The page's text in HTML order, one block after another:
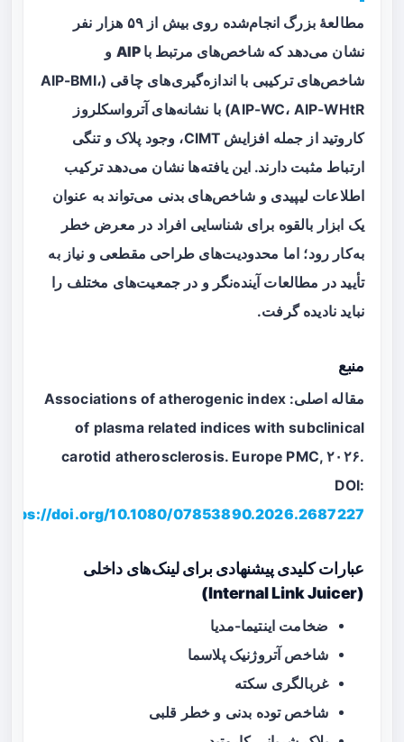
مطالعهٔ بزرگ انجام‌شده روی بیش از ۵۹ هزار نفر
نشان می‌دهد کهشاخص‌های مرتبط با AIP
و
شاخص‌های ترکیبی با اندازه‌گیری‌های چاقی (AIP-BMI،
AIP-WC، AIP-WHtR) با نشانه‌های آترواسکلروز
کاروتید از جمله افزایش CIMT، وجود پلاک و تنگی
ارتباط مثبت دارند. این یافته‌ها نشان می‌دهد ترکیب
اطلاعات لیپیدی و شاخص‌های بدنی می‌تواند به عنوان
یک ابزار بالقوه برای شناسایی افراد در معرض خطر
به‌کار رود؛ اما محدودیت‌های طراحی مقطعی و نیاز به
تأیید در مطالعات آینده‌نگر و در جمعیت‌های مختلف را
نباید نادیده گرفت.
منبع
مقاله اصلی: Associations of atherogenic index
of plasma related indices with subclinical
carotid atherosclerosis. Europe PMC, ۲۰۲۶.
DOI:
doi.org/10.1080/07853890.2026.2687227
عبارات کلیدی پیشنهادی برای لینک‌های داخلی
(Internal Link Juicer)
ضخامت اینتیما-مدیا
شاخص آتروژنیک پلاسما
غربالگری سکته
شاخص توده بدنی و خطر قلبی